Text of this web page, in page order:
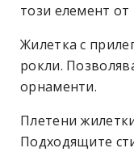
този елемент от
Жилетка с
рокли.
орнаменти.
Плетени
Подходящите